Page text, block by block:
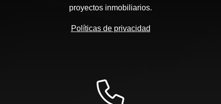
proyectos inmobiliarios.
Políticas de privacidad